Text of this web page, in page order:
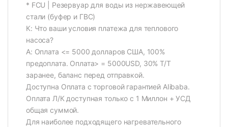
* FCU | Резервуар для воды из нержавеющей
стали (буфер и ГВС)
К: Что ваши условия платежа для теплового
насоса?
A: Оплата <= 5000 долларов США, 100%
предоплата. Оплата> = 5000USD, 30% T/T
заранее, баланс перед отправкой.
Доступна Оплата с торговой гарантией AIibaba.
Оплата Л/К доступная только с 1 Миллон + УСД
общая суммой.
Для наиболее подходящего нагревательного